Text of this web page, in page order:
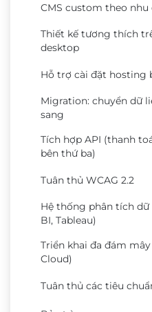
CMS custom theo nhu
Thiết kế tương thích
desktop
Hỗ trợ cài đặt hosting
Migration: chuyển dữ
sang
Tích hợp API (thanh
bên thứ ba)
Tuân thủ WCAG 2.2
Hệ thống phân tích
BI, Tableau)
Triển khai đa đám
Cloud)
Tuân thủ các tiêu